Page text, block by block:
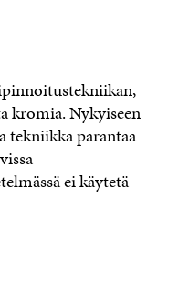
kromia. Nykyiseen
tekniikka parantaa
ei käytetä